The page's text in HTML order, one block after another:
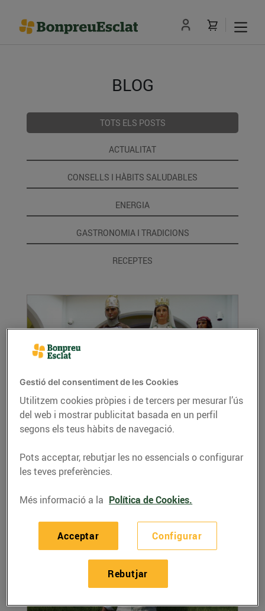
BLOG
TOTS ELS POSTS
ACTUALITAT
CONSELLS I HÀBITS SALUDABLES
ENERGIA
GASTRONOMIA I TRADICIONS
RECEPTES
Les Santes ja arriben a Mataró
21/de juliol/2016
La festa major de la capital del Maresme ja
gairebé és aquí! Saps com la celebren?
Gestió del consentiment de les Cookies
Utilitzem cookies pròpies i de tercers per mesurar l’ús
del web i mostrar publicitat basada en un perfil
segons els teus hàbits de navegació.
Pots acceptar, rebutjar les no essencials o configurar
les teves preferències.
Més informació a la Política de Cookies.
Configurar
Rebutjar
Acceptar